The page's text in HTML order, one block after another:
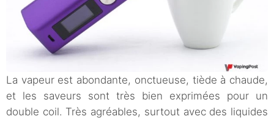
La vapeur est abondante, onctueuse, tiède à chaude,
et les saveurs sont très bien exprimées pour un
double coil. Très agréables, surtout avec des liquides